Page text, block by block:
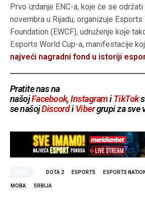
Prvo izdanje ENC-a, koje će se održati
novembra u Rijadu, organizuje Esports
Foundation (EWCF), udruženje koje
Esports World Cup-a, manifestacije
najveći nagradni fond u istoriji
Pratite nas na
našojFacebook,InstagramiTikTok
se našojDiscordiVibergrupi za sve
DOTA 2 ESPORTS ESPORTS
MOBA SRBIJA